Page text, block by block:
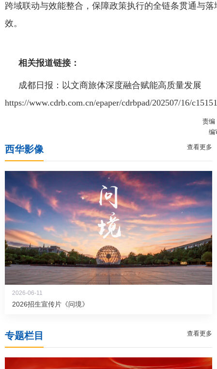
跨域联动与效能整合，保障政策执行的全链条贯通与落
效。
相关报道链接：
成都日报：以文商旅体深度融合赋能高质量发展
https://www.cdrb.com.cn/epaper/cdrbpad/202507/16/
责编
编
西华影像 查看更多
2026-06-11
2026招生宣传片《问境》
专题栏目 查看更多